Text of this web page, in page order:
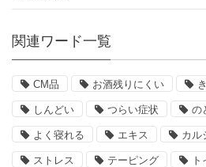
関連ワード一覧
CM品 お酒残りにくい
しんどい つらい症状 の
よく寝れる エキス カル
ストレス テーピング